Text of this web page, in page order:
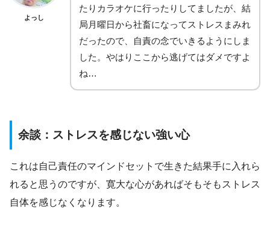
よっし
たりカラオケに行ったりしてましたが、結
局月曜日から社畜になってストレスまみれ
だったので、自責の念でいきるようにしま
した。やはりここから逃げてはダメですよ
ね…
余談：ストレスを感じない強い心
これは自己責任のマインドセットで生きた結果手に入れら
れると思うのですが、寛大な心があればそもそもストレス
自体を感じなくなります。